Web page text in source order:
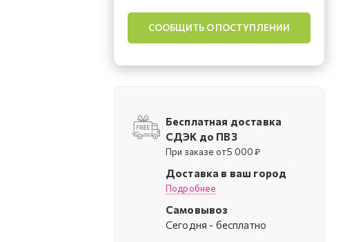
СООБЩИТЬ О ПОСТУПЛЕНИИ
Бесплатная доставка
СДЭК до ПВЗ
При заказе от 5 000 ₽
Доставка в ваш город
Подробнее
Самовывоз
Cегодня - бесплатно